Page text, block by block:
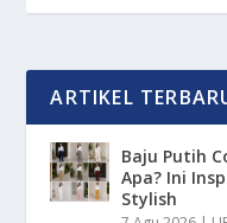
ARTIKEL
Baju Putih
Apa? Ini
Stylish